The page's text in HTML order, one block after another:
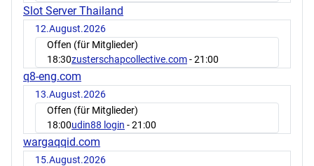
Slot Server Thailand
12.August.2026
Offen (für Mitglieder)
18:30zusterschapcollective.com- 21:00
q8-eng.com
13.August.2026
Offen (für Mitglieder)
18:00udin88 login - 21:00
wargaqqid.com
15.August.2026